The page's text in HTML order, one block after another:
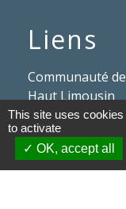
Liens
Communauté
Haut Limousin
Le tourisme en
Conservatoire
This site uses
to activate
OK, accept all